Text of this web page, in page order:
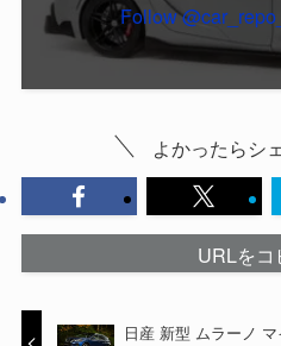
Follow
よかったらシ
URLをコ
日産 新型 ムラーノ